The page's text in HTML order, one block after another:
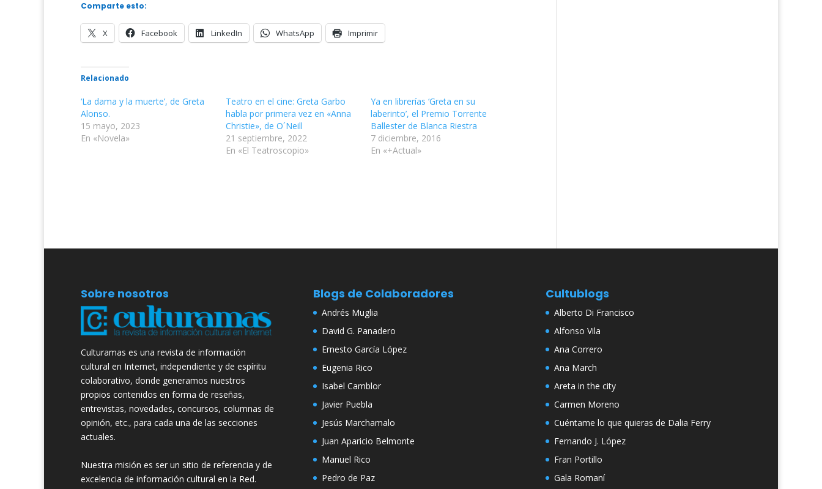
Comparte esto:
X Facebook LinkedIn WhatsApp Imprimir
Relacionado
‘La dama y la muerte’, de Greta
Alonso.
15 mayo, 2023
En «Novela»
Teatro en el cine: Greta Garbo
habla por primera vez en «Anna
Christie», de O´Neill
21 septiembre, 2022
En «El Teatroscopio»
Ya en librerías ‘Greta en su
laberinto’, el Premio Torrente
Ballester de Blanca Riestra
7 diciembre, 2016
En «+Actual»
Sobre nosotros
Culturamas es una revista de información
cultural en Internet, independiente y de espíritu
colaborativo, donde generamos nuestros
propios contenidos en forma de reseñas,
entrevistas, novedades, concursos, columnas de
opinión, etc., para cada una de las secciones
actuales.
Nuestra misión es ser un sitio de referencia y de
excelencia de información cultural en la Red.
Blogs de Colaboradores
Andrés Muglia
David G. Panadero
Ernesto García López
Eugenia Rico
Isabel Camblor
Javier Puebla
Jesús Marchamalo
Juan Aparicio Belmonte
Manuel Rico
Pedro de Paz
Cultublogs
Alberto Di Francisco
Alfonso Vila
Ana Correro
Ana March
Areta in the city
Carmen Moreno
Cuéntame lo que quieras de Dalia Ferry
Fernando J. López
Fran Portillo
Gala Romaní